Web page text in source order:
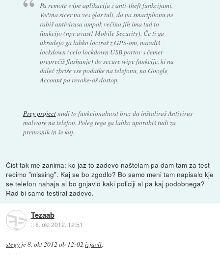
Pa remote wipe aplikacija z anti-theft funkcijami.
Večina sicer na ves glas tuli, da na smartphonu ne
rabiš antivirusa ampak večina jih ima tud to
funkcijo (npr avast! Mobile Security). Če ti ga
ukradejo ga lahko lociraš z GPS-om, narediš
lockdown (celo lockdown USB portov s čemer
preprečiš flashanje) do secure wipe funkcije, ki na
daleč zbriše vse podatke na telefonu, na Google
Account pa revoke-aš dostop.
Prey projectnudi to funkcionalnost brez da inštaliraš Antivirus
malware na telefon. Poleg tega ga lahko uporabiš tudi za
prenosnik in še kaj.
Čist tak me zanima: ko jaz to zadevo naštelam pa dam tam za test
recimo "missing". Kaj se bo zgodlo? Bo samo meni tam napisalo kje
se telefon nahaja al bo gnjavlo kaki policiji al pa kaj podobnega?
Rad bi samo testiral zadevo.
Tezaab
::8. okt 2012, 12:51
stegy je8. okt 2012 ob 12:02 izjavil: